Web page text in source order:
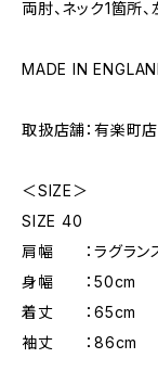
両肘、ネック1箇所
MADE IN
取扱店舗：有楽町店
＜SIZE＞
SIZE 40
肩幅 ：ラグラン
身幅 ：50cm
着丈 ：65cm
袖丈 ：86cm